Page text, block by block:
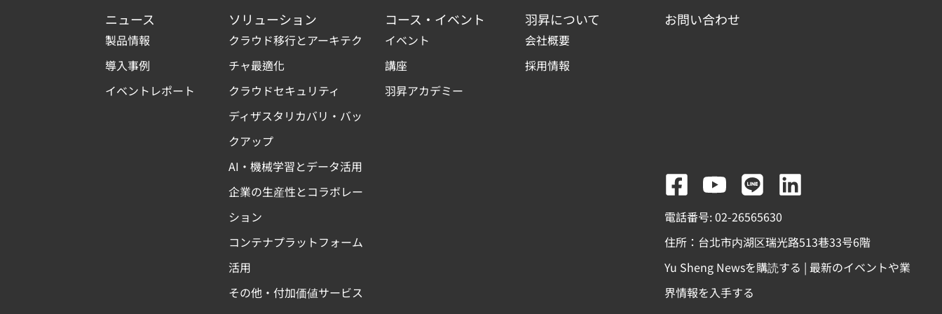
ニュース
製品情報
導入事例
イベントレポート
ソリューション
クラウド移行とアーキテク
チャ最適化
クラウドセキュリティ
ディザスタリカバリ・バッ
クアップ
AI・機械学習とデータ活用
企業の生産性とコラボレー
ション
コンテナプラットフォーム
活用
その他・付加価値サービス
コース・イベント
イベント
講座
羽昇アカデミー
羽昇について
会社概要
採用情報
お問い合わせ
F
a
c
e
b
Y
o
u
t
u
L
i
n
e
L
n
k
e
電話番号: 02-26565630
住所：台北市内湖区瑞光路513巷33号6階
Yu Sheng Newsを購読する | 最新のイベントや業
界情報を入手する